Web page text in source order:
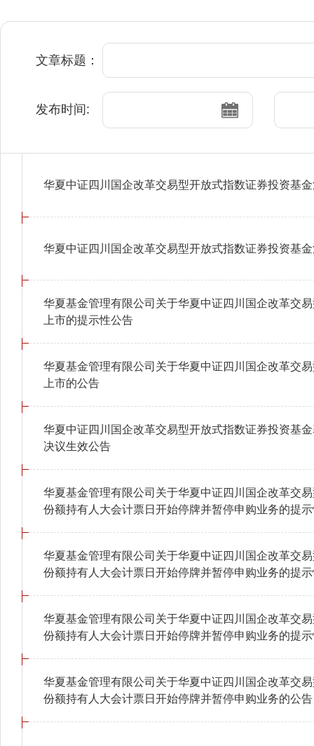
文章标题：
发布时间:
华夏中证四川国企改革交易型开放式指数证券投资基
华夏中证四川国企改革交易型开放式指数证券投资基
华夏基金管理有限公司关于华夏中证四川国企改革交
上市的提示性公告
华夏基金管理有限公司关于华夏中证四川国企改革交
上市的公告
华夏中证四川国企改革交易型开放式指数证券投资基
决议生效公告
华夏基金管理有限公司关于华夏中证四川国企改革交
份额持有人大会计票日开始停牌并暂停申购业务的提
华夏基金管理有限公司关于华夏中证四川国企改革交
份额持有人大会计票日开始停牌并暂停申购业务的提
华夏基金管理有限公司关于华夏中证四川国企改革交
份额持有人大会计票日开始停牌并暂停申购业务的提
华夏基金管理有限公司关于华夏中证四川国企改革交
份额持有人大会计票日开始停牌并暂停申购业务的公告